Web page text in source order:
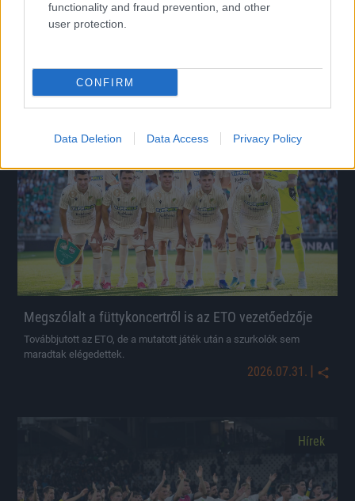
functionality and fraud prevention, and other
user protection.
CONFIRM
Data Deletion Data Access Privacy Policy
DVSC–FC København: Remmel elárulta, mi dönthet a
dánok ellen
2026.08.05. |
Hírek
Megszólalt a füttykoncertről is az ETO vezetőedzője
Továbbjutott az ETO, de a mutatott játék után a szurkolók sem
maradtak elégedettek.
2026.07.31. |
Hírek